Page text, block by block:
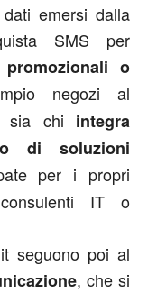
emersi dalla
SMS per
o
negozi al
sia chi integra
di soluzioni
per i propri
IT o
seguono poi al
, che si